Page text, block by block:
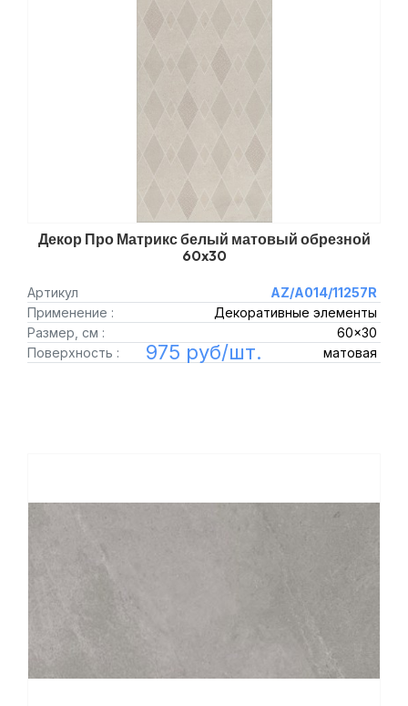
Декор Про Матрикс белый матовый обрезной
60x30
Артикул
AZ/A014/11257R
Применение :
Декоративные элементы
Размер, см :
60x30
Поверхность :
матовая
975 руб/шт.